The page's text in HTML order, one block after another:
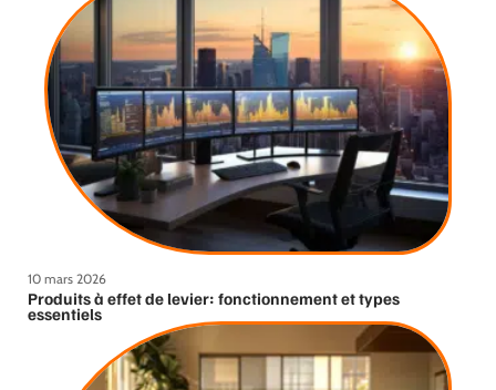
10 mars 2026
Produits à effet de levier: fonctionnement et types
essentiels